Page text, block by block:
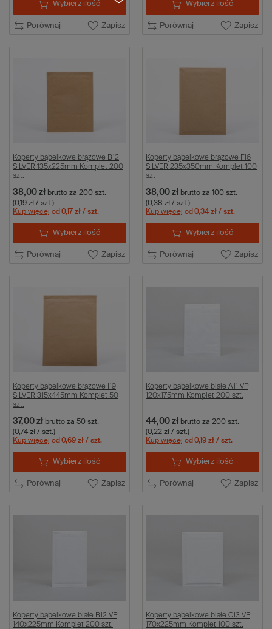
Porównaj Zapisz
Wybierz ilość
Porównaj Zapisz
Wybierz ilość
Koperty bąbelkowe brązowe B12
SILVER 135x225mm Komplet 200
szt.
38,00 zł brutto za 200 szt.
(0,19 zł / szt.)
Kup więcej od 0,17 zł / szt.
Porównaj Zapisz
Wybierz ilość
Koperty bąbelkowe brązowe F16
SILVER 235x350mm Komplet 100
szt
38,00 zł brutto za 100 szt.
(0,38 zł / szt.)
Kup więcej od 0,34 zł / szt.
Porównaj Zapisz
Wybierz ilość
Koperty bąbelkowe brązowe I19
SILVER 315x445mm Komplet 50
szt.
37,00 zł brutto za 50 szt.
(0,74 zł / szt.)
Kup więcej od 0,69 zł / szt.
Porównaj Zapisz
Wybierz ilość
Koperty bąbelkowe białe A11 VP
120x175mm Komplet 200 szt.
44,00 zł brutto za 200 szt.
(0,22 zł / szt.)
Kup więcej od 0,19 zł / szt.
Porównaj Zapisz
Wybierz ilość
Koperty bąbelkowe białe B12 VP
140x225mm Komplet 200 szt.
Koperty bąbelkowe białe C13 VP
170x225mm Komplet 100 szt.